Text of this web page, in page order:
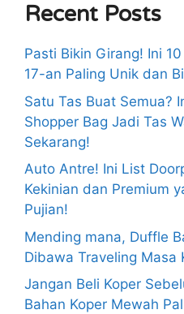
Recent Posts
Pasti Bikin Girang! Ini
17-an Paling Unik dan
Satu Tas Buat Semua?
Shopper Bag Jadi Tas
Sekarang!
Auto Antre! Ini List
Kekinian dan Premium
Pujian!
Mending mana, Duffle
Dibawa Traveling Masa
Jangan Beli Koper
Bahan Koper Mewah